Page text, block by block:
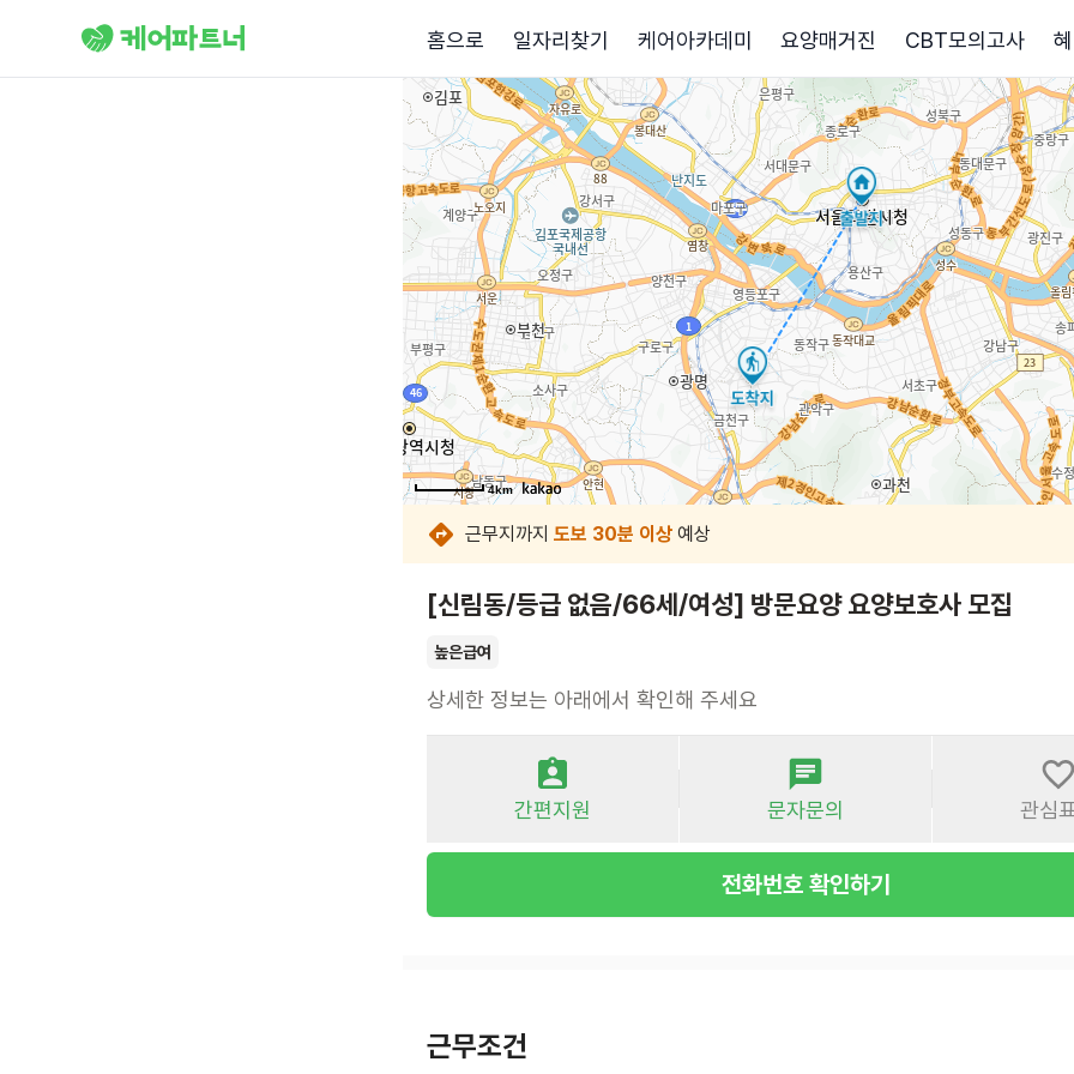
홈으로 일자리찾기 케어아카데미 요양매거진 CBT모의고사
4km
4km
4km
4km
4km
4km
4km
4km
근무지까지 도보 30분 이상 예상
[신림동/등급 없음/66세/여성] 방문요양 요양보호사 모집
높은급여
상세한 정보는 아래에서 확인해 주세요
간편지원 문자문의 관심
전화번호 확인하기
근무조건